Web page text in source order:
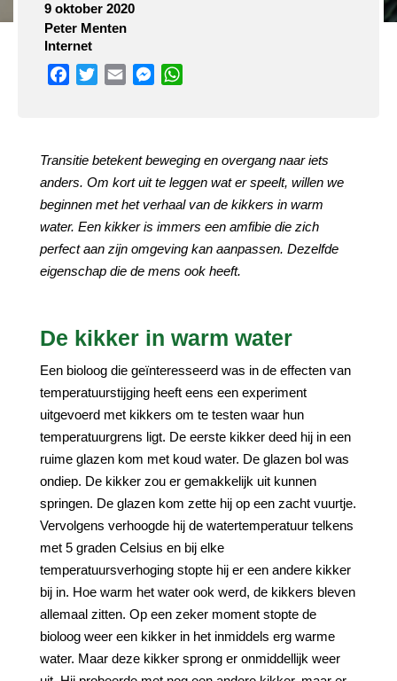
9 oktober 2020
Peter Menten
Internet
Facebook
TwitterEmail Messenger
Transitie betekent beweging en overgang naar iets
anders. Om kort uit te leggen wat er speelt, willen we
beginnen met het verhaal van de kikkers in warm
water. Een kikker is immers een amfibie die zich
perfect aan zijn omgeving kan aanpassen. Dezelfde
eigenschap die de mens ook heeft.
De kikker in warm water
Een bioloog die geïnteresseerd was in de effecten van
temperatuurstijging heeft eens een experiment
uitgevoerd met kikkers om te testen waar hun
temperatuurgrens ligt. De eerste kikker deed hij in een
ruime glazen kom met koud water. De glazen bol was
ondiep. De kikker zou er gemakkelijk uit kunnen
springen. De glazen kom zette hij op een zacht vuurtje.
Vervolgens verhoogde hij de watertemperatuur telkens
met 5 graden Celsius en bij elke
temperatuursverhoging stopte hij er een andere kikker
bij in. Hoe warm het water ook werd, de kikkers bleven
allemaal zitten. Op een zeker moment stopte de
bioloog weer een kikker in het inmiddels erg warme
water. Maar deze kikker sprong er onmiddellijk weer